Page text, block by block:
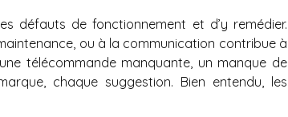
défauts de fonctionnement et d’y remédier.
ou à la communication contribue à
télécommande manquante, un manque de
chaque suggestion. Bien entendu, les